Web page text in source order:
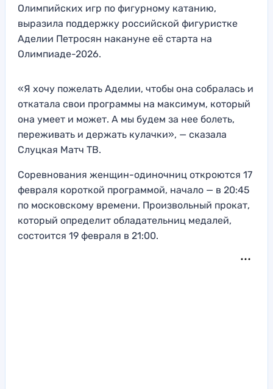
Олимпийских игр по фигурному катанию,
выразила поддержку российской фигуристке
Аделии Петросян накануне её старта на
Олимпиаде-2026.
«Я хочу пожелать Аделии, чтобы она собралась и
откатала свои программы на максимум, который
она умеет и может. А мы будем за нее болеть,
переживать и держать кулачки», — сказала
Слуцкая Матч ТВ.
Соревнования женщин-одиночниц откроются 17
февраля короткой программой, начало — в 20:45
по московскому времени. Произвольный прокат,
который определит обладательниц медалей,
состоится 19 февраля в 21:00.